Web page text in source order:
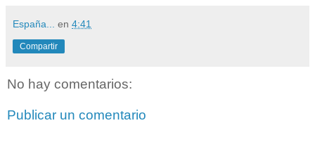
España... en 4:41
Compartir
No hay comentarios:
Publicar un comentario